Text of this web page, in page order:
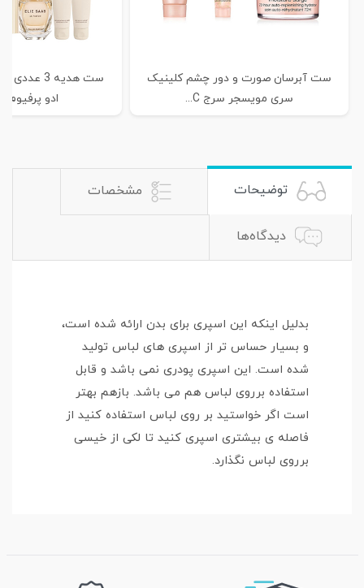
ست آبرسان صورت و دور چشم کلینیک
سری مویسجر سرج C...
ست هدیه 3
ادو پرفیوم
توضیحات مشخصات
دیدگاه‌ها
بدلیل اینکه این اسپری برای بدن ارائه شده است،
و بسیار حساس تر از اسپری های لباس تولید
شده است. این اسپری پودری نمی باشد و قابل
استفاده برروی لباس هم می باشد. بازهم بهتر
است اگر خواستید بر روی لباس استفاده کنید از
فاصله ی بیشتری اسپری کنید تا لکی از خیسی
برروی لباس نگذارد.